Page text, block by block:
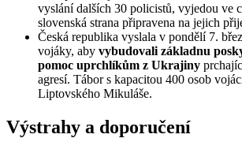
vyslání dalších 30 policistů, vyjedou ve
slovenská strana připravena na jejich
Česká republika vyslala v pondělí 7.
vojáky, aby vybudovali základnu
pomoc uprchlíkům z Ukrajiny
agresí. Tábor s kapacitou 400 osob
Liptovského Mikuláše.
Výstrahy a doporučení